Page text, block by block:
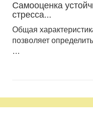
Самооценка
стресса...
Общая
позволяет
…